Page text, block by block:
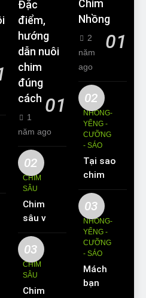
Đặc
điểm,
hướng
dẫn nuôi
chim
đúng
cách 01
1
năm ago
02
CHIM
SÂU
Chim
sâu và
những
thông
tin cơ
bản về
loài
03
CHIM
SÂU
Chim
Chim
Nhồng
01
2
năm
ago
02
NHỒNG-
YỂNG -
CƯỠNG
- SÁO
Tại sao
chim
Sáo lại
được
yêu
thích
nuôi
làm thú
cưng?
03
NHỒNG-
YỂNG -
CƯỠNG
- SÁO
Mách
bạn